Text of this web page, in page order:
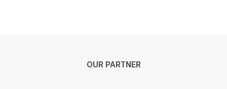
OUR PARTNER